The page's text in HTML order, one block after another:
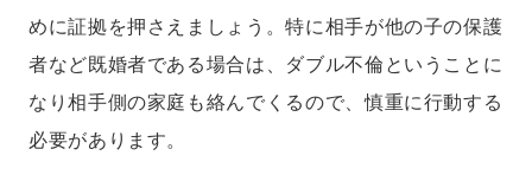
めに証拠を押さえましょう。特に相手が他の子の保護
者など既婚者である場合は、ダブル不倫ということに
なり相手側の家庭も絡んでくるので、慎重に行動する
必要があります。